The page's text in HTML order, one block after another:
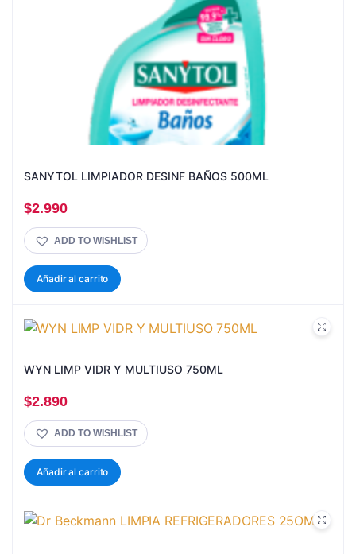
SANYTOL LIMPIADOR DESINF BAÑOS 500ML
$2.990
ADD TO WISHLIST
Añadir al carrito
WYN LIMP VIDR Y MULTIUSO 750ML
$2.890
ADD TO WISHLIST
Añadir al carrito